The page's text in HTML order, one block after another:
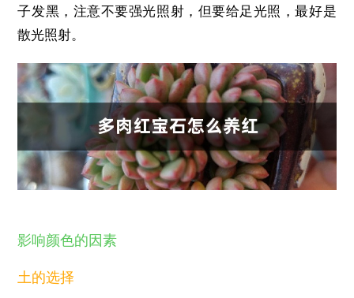
子发黑，注意不要强光照射，但要给足光照，最好是
散光照射。
影响颜色的因素
土的选择